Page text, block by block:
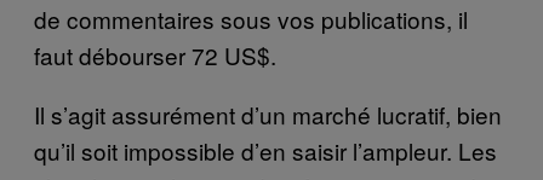
de commentaires sous vos publications, il
faut débourser 72 US$.
Il s’agit assurément d’un marché lucratif, bien
qu’il soit impossible d’en saisir l’ampleur. Les